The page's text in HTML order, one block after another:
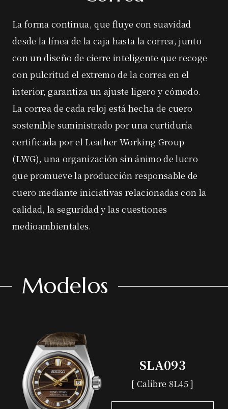
La forma continua, que fluye con suavidad
desde la línea de la caja hasta la correa, junto
con un diseño de cierre inteligente que recoge
con pulcritud el extremo de la correa en el
interior, garantiza un ajuste ligero y cómodo.
La correa de cada reloj está hecha de cuero
sostenible suministrado por una curtiduría
certificada por el Leather Working Group
(LWG), una organización sin ánimo de lucro
que promueve la producción responsable de
cuero mediante iniciativas relacionadas con la
calidad, la seguridad y las cuestiones
medioambientales.
Modelos
SLA093
[ Calibre 8L45 ]